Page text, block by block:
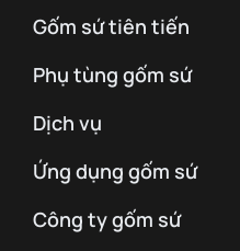
Gốm sứ tiên tiến
Phụ tùng gốm sứ
Dịch vụ
Ứng dụng gốm sứ
Công ty gốm sứ